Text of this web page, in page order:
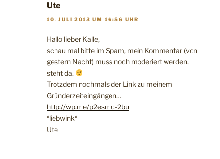
Ute
10. JULI 2013 UM 16:56 UHR
Hallo lieber Kalle,
schau mal bitte im Spam, mein Kommentar (von
gestern Nacht) muss noch moderiert werden,
steht da.
Trotzdem nochmals der Link zu meinem
Gründerzeiteingängen…
http://wp.me/p2esmc-2bu
*liebwink*
Ute